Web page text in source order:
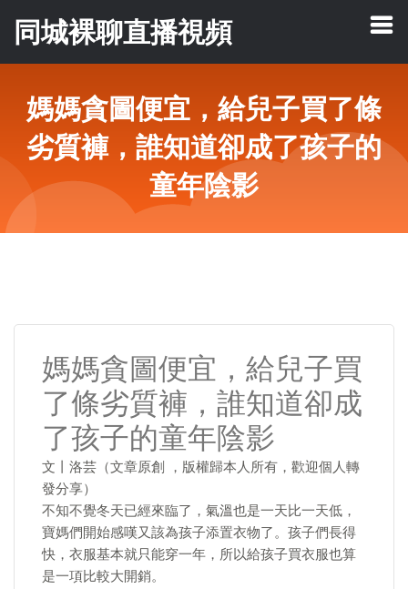
同城裸聊直播視頻
媽媽貪圖便宜，給兒子買了條
劣質褲，誰知道卻成了孩子的
童年陰影
媽媽貪圖便宜，給兒子買
了條劣質褲，誰知道卻成
了孩子的童年陰影
文丨洛芸（文章原創 ，版權歸本人所有，歡迎個人轉
發分享）
不知不覺冬天已經來臨了，氣溫也是一天比一天低，
寶媽們開始感嘆又該為孩子添置衣物了。孩子們長得
快，衣服基本就只能穿一年，所以給孩子買衣服也算
是一項比較大開銷。